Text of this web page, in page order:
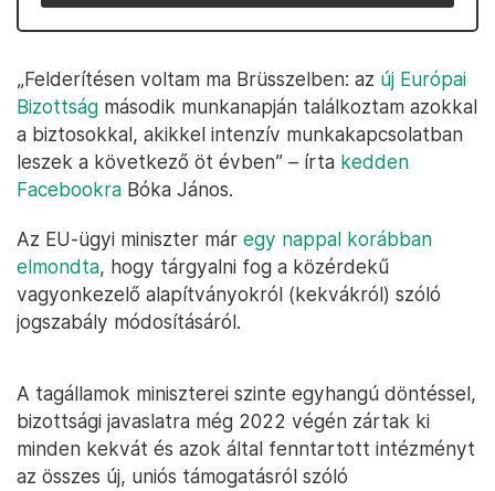
„Felderítésen voltam ma Brüsszelben: az új Európai
Bizottság második munkanapján találkoztam azokkal
a biztosokkal, akikkel intenzív munkakapcsolatban
leszek a következő öt évben” – írta kedden
Facebookra Bóka János.
Az EU-ügyi miniszter már egy nappal korábban
elmondta, hogy tárgyalni fog a közérdekű
vagyonkezelő alapítványokról (kekvákról) szóló
jogszabály módosításáról.
A tagállamok miniszterei szinte egyhangú döntéssel,
bizottsági javaslatra még 2022 végén zártak ki
minden kekvát és azok által fenntartott intézményt
az összes új, uniós támogatásról szóló